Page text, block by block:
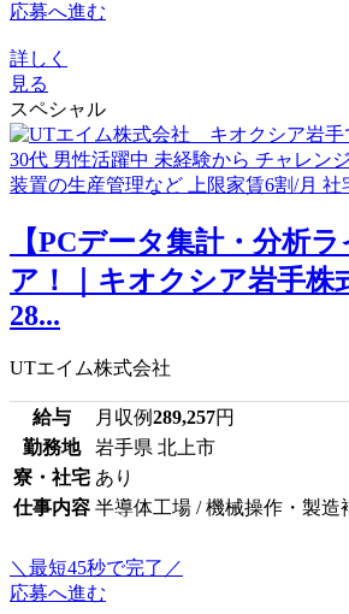
応募へ進む
詳しく
見る
スペシャル
【PCデータ集計・分析
ア！｜キオクシア岩手株
28...
UTエイム株式会社
給与 月収例289,257円
勤務地
岩手県 北上市
寮・社宅 あり
仕事内容 半導体工場 / 機械操作・製造
＼最短45秒で完了／
応募へ進む